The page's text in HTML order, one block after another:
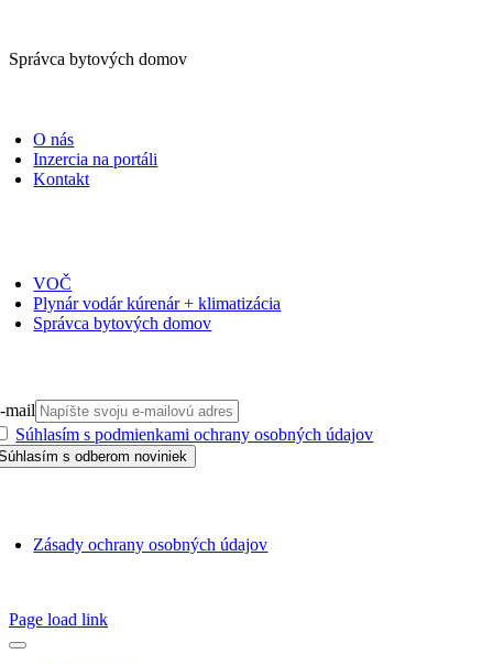
Správca bytových domov
O nás
Inzercia na portáli
Kontakt
VOČ
Plynár vodár kúrenár + klimatizácia
Správca bytových domov
mail
Súhlasím s podmienkami ochrany osobných údajov
Zásady ochrany osobných údajov
Page load link